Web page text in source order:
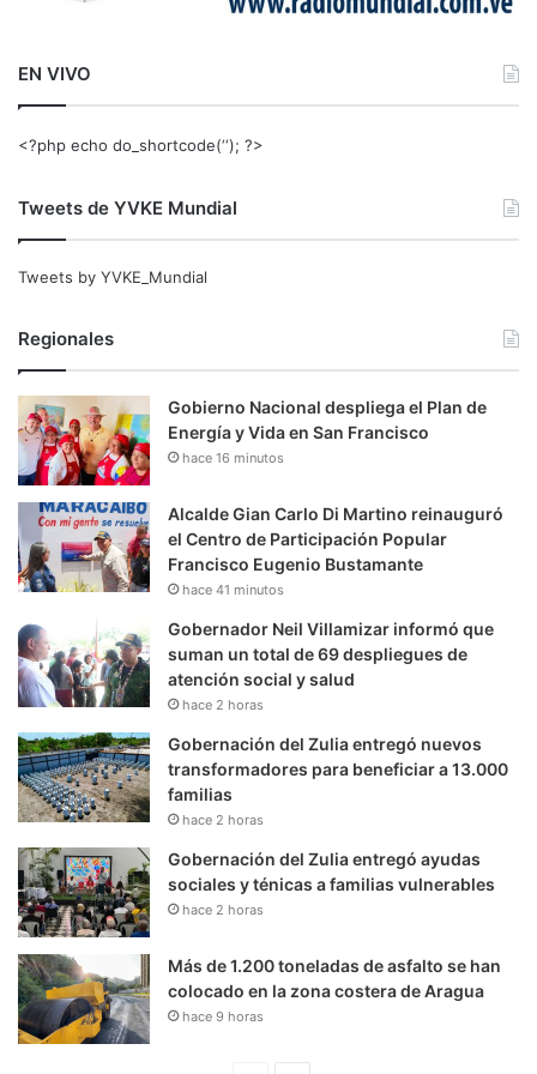
EN VIVO
<?php echo do_shortcode(‘‘); ?>
Tweets de YVKE Mundial
Tweets by YVKE_Mundial
Regionales
Gobierno Nacional despliega el Plan de
Energía y Vida en San Francisco
hace 16 minutos
Alcalde Gian Carlo Di Martino reinauguró
el Centro de Participación Popular
Francisco Eugenio Bustamante
hace 41 minutos
Gobernador Neil Villamizar informó que
suman un total de 69 despliegues de
atención social y salud
hace 2 horas
Gobernación del Zulia entregó nuevos
transformadores para beneficiar a 13.000
familias
hace 2 horas
Gobernación del Zulia entregó ayudas
sociales y ténicas a familias vulnerables
hace 2 horas
Más de 1.200 toneladas de asfalto se han
colocado en la zona costera de Aragua
hace 9 horas